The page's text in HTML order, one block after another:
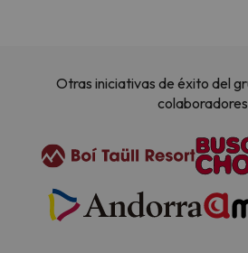
Otras iniciativas de éxito del
colaboradores